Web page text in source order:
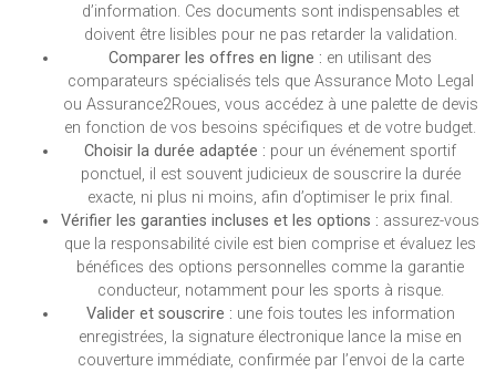
d’information. Ces documents sont indispensables et
doivent être lisibles pour ne pas retarder la validation.
Comparer les offres en ligne : en utilisant des
comparateurs spécialisés tels que Assurance Moto Legal
ou Assurance2Roues, vous accédez à une palette de devis
en fonction de vos besoins spécifiques et de votre budget.
Choisir la durée adaptée : pour un événement sportif
ponctuel, il est souvent judicieux de souscrire la durée
exacte, ni plus ni moins, afin d’optimiser le prix final.
Vérifier les garanties incluses et les options : assurez-vous
que la responsabilité civile est bien comprise et évaluez les
bénéfices des options personnelles comme la garantie
conducteur, notamment pour les sports à risque.
Valider et souscrire : une fois toutes les information
enregistrées, la signature électronique lance la mise en
couverture immédiate, confirmée par l’envoi de la carte